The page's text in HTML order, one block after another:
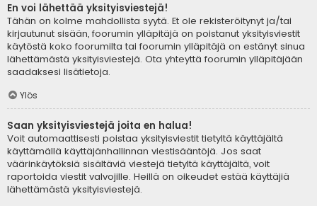
En voi lähettää yksityisviestejä!
Tähän on kolme mahdollista syytä. Et ole rekisteröitynyt ja/tai
kirjautunut sisään, foorumin ylläpitäjä on poistanut yksityisviestit
käytöstä koko foorumilta tai foorumin ylläpitäjä on estänyt sinua
lähettämästä yksityisviestejä. Ota yhteyttä foorumin ylläpitäjään
saadaksesi lisätietoja.
Ylös
Saan yksityisviestejä joita en halua!
Voit automaattisesti poistaa yksityisviestit tietyltä käyttäjältä
käyttämällä käyttäjänhallinnan viestisääntöjä. Jos saat
väärinkäytöksiä sisältäviä viestejä tietyltä käyttäjältä, voit
raportoida viestit valvojille. Heillä on oikeudet estää käyttäjiä
lähettämästä yksityisviestejä.